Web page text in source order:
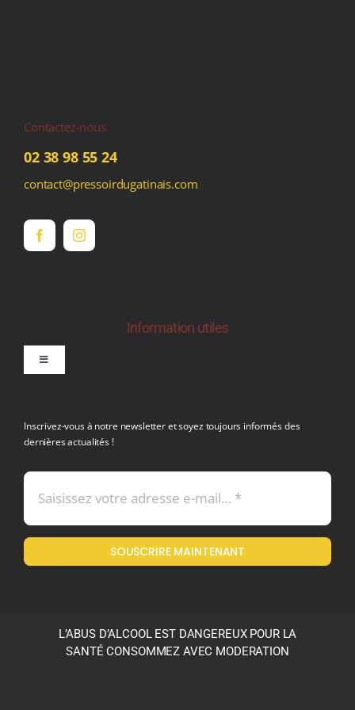
Contactez-nous
02 38 98 55 24
contact@pressoirdugatinais.com
Information utiles
Toggle
Mentions légales
Politique en matière de remboursements et de retours
Inscrivez-vous à notre newsletter et soyez toujours informés des
dernières actualités !
SOUSCRIRE MAINTENANT
L’ABUS D’ALCOOL EST DANGEREUX POUR LA
SANTÉ CONSOMMEZ AVEC MODERATION